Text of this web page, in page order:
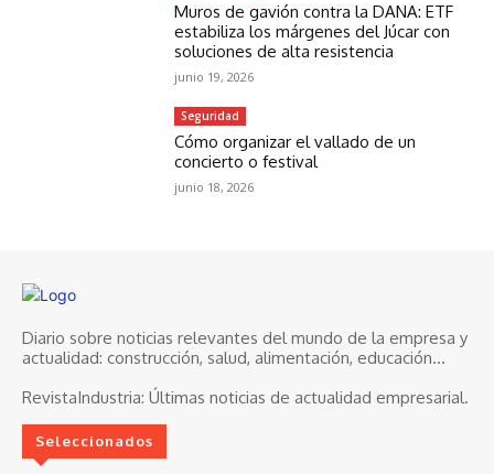
Muros de gavión contra la DANA: ETF
estabiliza los márgenes del Júcar con
soluciones de alta resistencia
junio 19, 2026
Seguridad
Cómo organizar el vallado de un
concierto o festival
junio 18, 2026
Diario sobre noticias relevantes del mundo de la empresa y
actualidad: construcción, salud, alimentación, educación...
RevistaIndustria: Últimas noticias de actualidad empresarial.
Seleccionados